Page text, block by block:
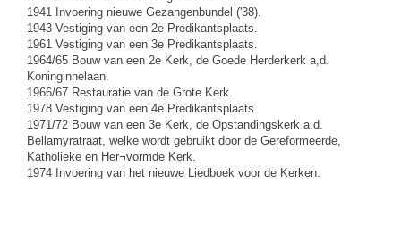
1941 Invoering nieuwe Gezangenbundel ('38).
1943 Vestiging van een 2e Predikantsplaats.
1961 Vestiging van een 3e Predikantsplaats.
1964/65 Bouw van een 2e Kerk, de Goede Herderkerk a,d.
Koninginnelaan.
1966/67 Restauratie van de Grote Kerk.
1978 Vestiging van een 4e Predikantsplaats.
1971/72 Bouw van een 3e Kerk, de Opstandingskerk a.d.
Bellamyratraat, welke wordt gebruikt door de Gereformeerde,
Katholieke en Her¬vormde Kerk.
1974 Invoering van het nieuwe Liedboek voor de Kerken.